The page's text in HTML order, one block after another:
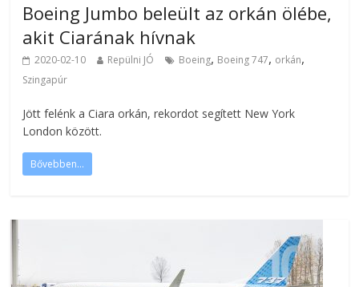
Boeing Jumbo beleült az orkán ölébe,
akit Ciarának hívnak
2020-02-10 Repülni JÓ Boeing, Boeing 747, orkán,
Szingapúr
Jött felénk a Ciara orkán, rekordot segített New York
London között.
Bővebben...